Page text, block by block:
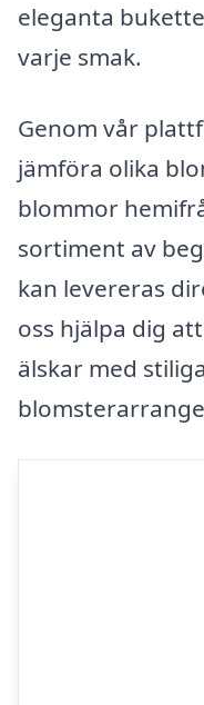
eleganta
varje smak.
Genom vår
jämföra olika
blommor
sortiment av
kan levereras
oss hjälpa dig
älskar med